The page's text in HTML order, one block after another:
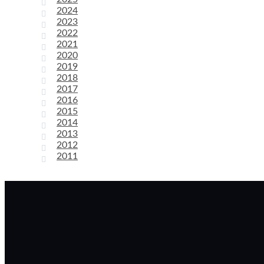
2024
2023
2022
2021
2020
2019
2018
2017
2016
2015
2014
2013
2012
2011